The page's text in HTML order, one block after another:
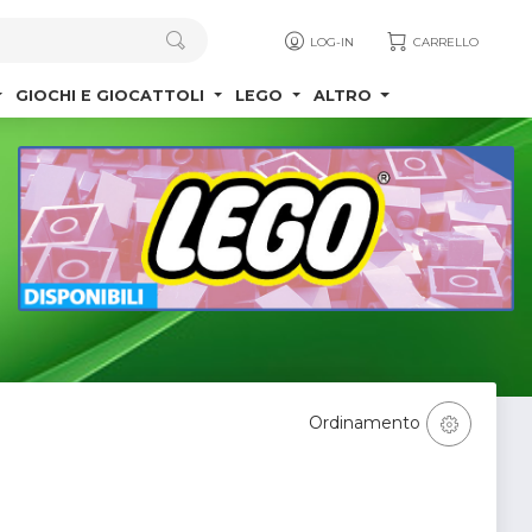
LOG-IN CARRELLO
GIOCHI E GIOCATTOLI LEGO ALTRO
Ordinamento